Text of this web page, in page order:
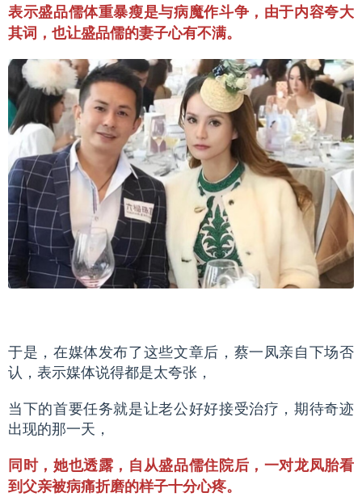
表示盛品儒体重暴瘦是与病魔作斗争，由于内容夸大
其词，也让盛品儒的妻子心有不满。
于是，在媒体发布了这些文章后，蔡一凤亲自下场否
认，表示媒体说得都是太夸张，
当下的首要任务就是让老公好好接受治疗，期待奇迹
出现的那一天，
同时，她也透露，自从盛品儒住院后，一对龙凤胎看
到父亲被病痛折磨的样子十分心疼。